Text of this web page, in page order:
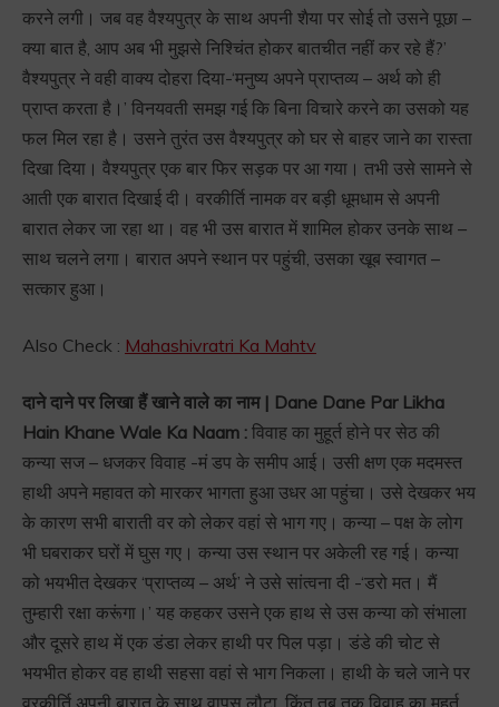
करने लगी। जब वह वैश्यपुत्र के साथ अपनी शैया पर सोई तो उसने पूछा –
क्या बात है, आप अब भी मुझसे निश्चिंत होकर बातचीत नहीं कर रहे हैं?’
वैश्यपुत्र ने वही वाक्य दोहरा दिया-‘मनुष्य अपने प्राप्तव्य – अर्थ को ही
प्राप्त करता है।’ विनयवती समझ गई कि बिना विचारे करने का उसको यह
फल मिल रहा है। उसने तुरंत उस वैश्यपुत्र को घर से बाहर जाने का रास्ता
दिखा दिया। वैश्यपुत्र एक बार फिर सड़क पर आ गया। तभी उसे सामने से
आती एक बारात दिखाई दी। वरकीर्ति नामक वर बड़ी धूमधाम से अपनी
बारात लेकर जा रहा था। वह भी उस बारात में शामिल होकर उनके साथ –
साथ चलने लगा। बारात अपने स्थान पर पहुंची, उसका खूब स्वागत –
सत्कार हुआ।
Also Check : Mahashivratri Ka Mahtv
दाने दाने पर लिखा हैं खाने वाले का नाम | Dane Dane Par Likha
Hain Khane Wale Ka Naam : विवाह का मुहूर्त होने पर सेठ की
कन्या सज – धजकर विवाह -मं डप के समीप आई। उसी क्षण एक मदमस्त
हाथी अपने महावत को मारकर भागता हुआ उधर आ पहुंचा। उसे देखकर भय
के कारण सभी बाराती वर को लेकर वहां से भाग गए। कन्या – पक्ष के लोग
भी घबराकर घरों में घुस गए। कन्या उस स्थान पर अकेली रह गई। कन्या
को भयभीत देखकर ‘प्राप्तव्य – अर्थ’ ने उसे सांत्वना दी -‘डरो मत। मैं
तुम्हारी रक्षा करूंगा।’ यह कहकर उसने एक हाथ से उस कन्या को संभाला
और दूसरे हाथ में एक डंडा लेकर हाथी पर पिल पड़ा। डंडे की चोट से
भयभीत होकर वह हाथी सहसा वहां से भाग निकला। हाथी के चले जाने पर
वरकीर्ति अपनी बारात के साथ वापस लौटा, किंतु तब तक विवाह का मुहूर्त